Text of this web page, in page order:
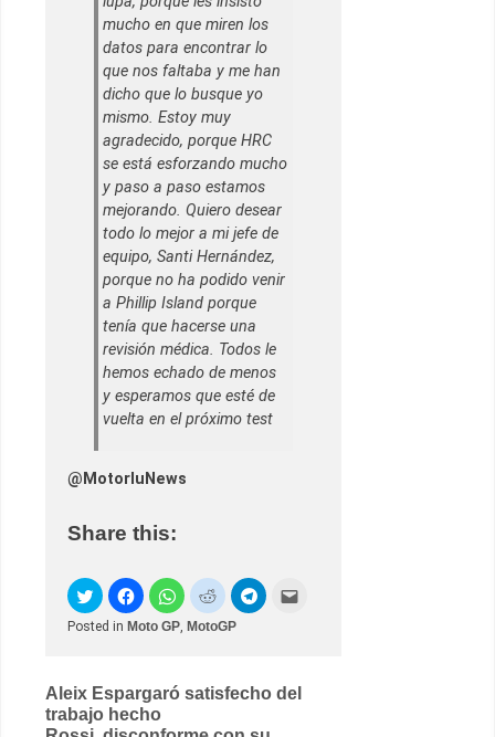
mucho en que miren los
datos para encontrar lo
que nos faltaba y me han
dicho que lo busque yo
mismo. Estoy muy
agradecido, porque HRC
se está esforzando mucho
y paso a paso estamos
mejorando. Quiero desear
todo lo mejor a mi jefe de
equipo, Santi Hernández,
porque no ha podido venir
a Phillip Island porque
tenía que hacerse una
revisión médica. Todos le
hemos echado de menos
y esperamos que esté de
vuelta en el próximo test
@MotorluNews
Share this:
Posted in Moto GP, MotoGP
Post
navigation
Aleix Espargaró satisfecho del
trabajo hecho